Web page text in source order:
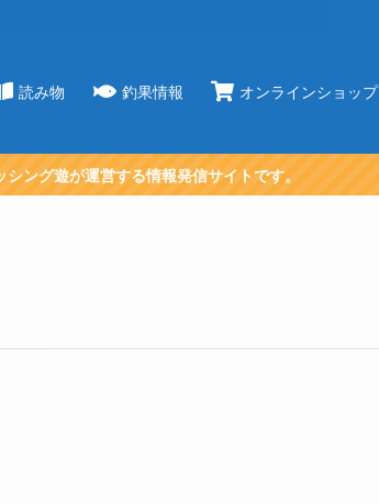
読み物 釣果情報 オンラインショップ
ング遊が運営する情報発信サイトです。